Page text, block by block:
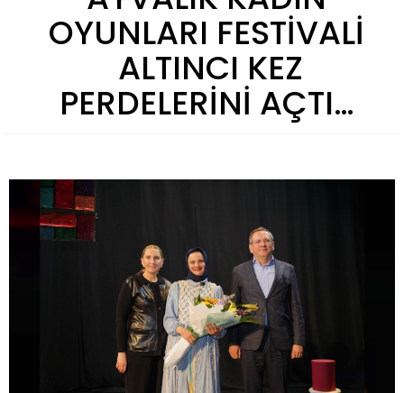
OYUNLARI FESTİVALİ
ALTINCI KEZ
PERDELERİNİ AÇTI…